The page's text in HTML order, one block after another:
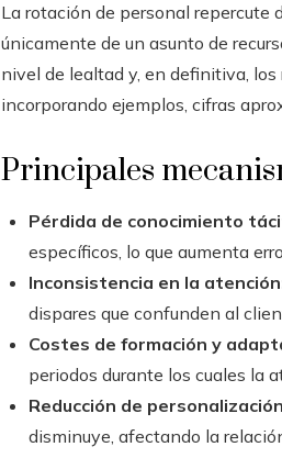
La rotación de personal repercute
únicamente de un asunto de
nivel de lealtad y, en definitiva,
incorporando ejemplos, cifras
Principales
Pérdida de conocimiento
específicos, lo que aumenta
Inconsistencia en la
dispares que confunden al
Costes de formación y
periodos durante los cuales la
Reducción de
disminuye, afectando la